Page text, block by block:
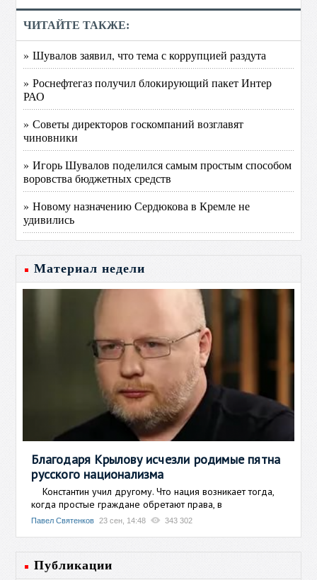
ЧИТАЙТЕ ТАКЖЕ:
» Шувалов заявил, что тема с коррупцией раздута
» Роснефтегаз получил блокирующий пакет Интер
РАО
» Советы директоров госкомпаний возглавят
чиновники
» Игорь Шувалов поделился самым простым способом
воровства бюджетных средств
» Новому назначению Сердюкова в Кремле не
удивились
Материал недели
Благодаря Крылову исчезли родимые пятна
русского национализма
Константин учил другому. Что нация возникает тогда,
когда простые граждане обретают права, в
Павел Святенков 23 сен, 14:48 343 302
Публикации